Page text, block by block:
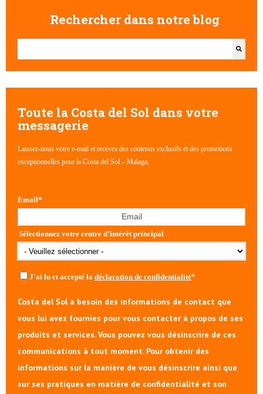
Rechercher dans notre blog
Il s'agit d'un champ de recherche auquel est associée une
Toute la Costa del Sol dans votre
messagerie
Laissez-nous votre e-mail et recevez des contenus exclusifs et des promotions
exceptionnelles pour la Costa del Sol – Malaga.
Email*
Sélectionnez votre centre d’intérêt principal
J'ai lu et accepté la déclaration de confidentialité*
Costa del Sol a besoin des informations de contact que
vous lui avez fournies pour vous contacter à propos de ses
produits et services. Vous pouvez vous désinscrire de ces
communications à tout moment. Pour obtenir des
informations sur la manière de vous désinscrire ainsi que
sur ses pratiques en matière de confidentialité et son